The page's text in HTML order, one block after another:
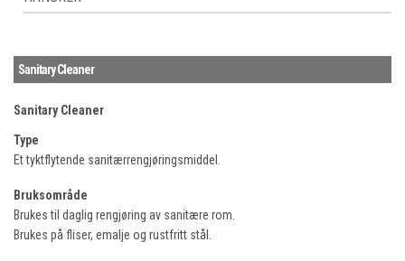
Sanitary Cleaner
Sanitary Cleaner
Type
Et tyktflytende sanitærrengjøringsmiddel.
Bruksområde
Brukes til daglig rengjøring av sanitære rom.
Brukes på fliser, emalje og rustfritt stål.